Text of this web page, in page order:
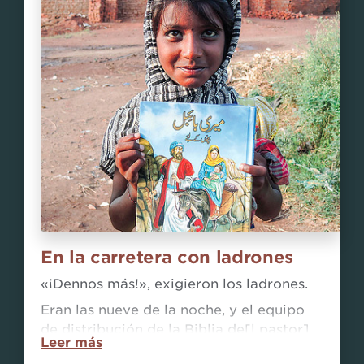
En la carretera con ladrones
«¡Dennos más!», exigieron los ladrones.
Eran las nueve de la noche, y el equipo
de distribución de la Biblia de[l pastor]
Faisal estaba ansioso por llegar a casa.
Leer más